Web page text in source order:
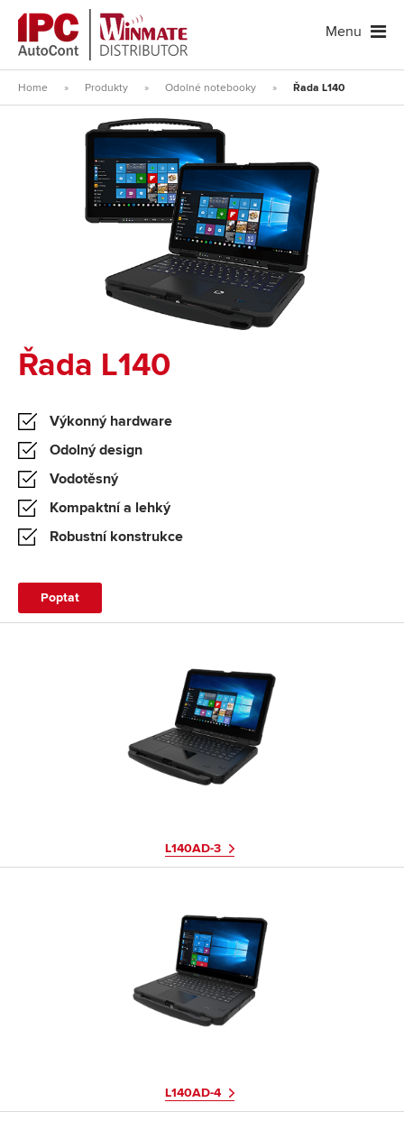
Menu
Home » Produkty » Odolné notebooky » Řada L140
Řada L140
Výkonný hardware
Odolný design
Vodotěsný
Kompaktní a lehký
Robustní konstrukce
Poptat
L140AD-3
L140AD-4